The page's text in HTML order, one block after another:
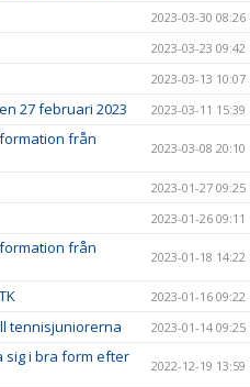
2023-03-30 08:26
2023-03-23 09:42
2023-03-13 10:07
27 februari 2023 2023-03-11 15:39
från
2023-03-08 20:10
2023-01-27 09:25
2023-01-26 09:11
från
2023-01-18 14:22
2023-01-16 09:22
tennisjuniorerna 2023-01-14 09:25
sig i bra form efter
2022-12-19 13:59